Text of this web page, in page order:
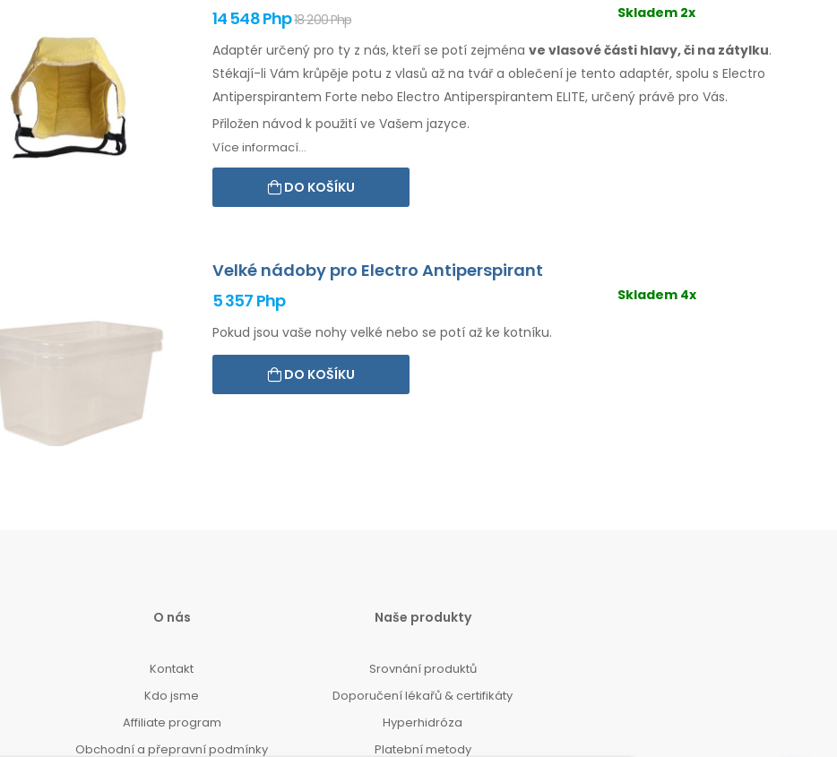
14 548 Php18 200 Php Skladem 2x
Adaptér určený pro ty z nás, kteří se potí zejména ve vlasovéčásti hlavy, či na zátylku.
Stékají-li Vám krůpěje potu z vlasů až na tvář a oblečení je tento adaptér, spolu s Electro
Antiperspirantem Forte nebo Electro Antiperspirantem ELITE, určený právě pro Vás.
Přiložen návod k použití ve Vašem jazyce.
Více informací...
DO KOŠÍKU
Velké nádoby pro Electro Antiperspirant
5 357 Php
Skladem 4x
Pokud jsou vaše nohy velké nebo se potí až ke kotníku.
DO KOŠÍKU
O nás
Kontakt
Kdo jsme
Affiliate program
Obchodní a přepravní podmínky
Naše produkty
Srovnání produktů
Doporučení lékařů & certifikáty
Hyperhidróza
Platební metody